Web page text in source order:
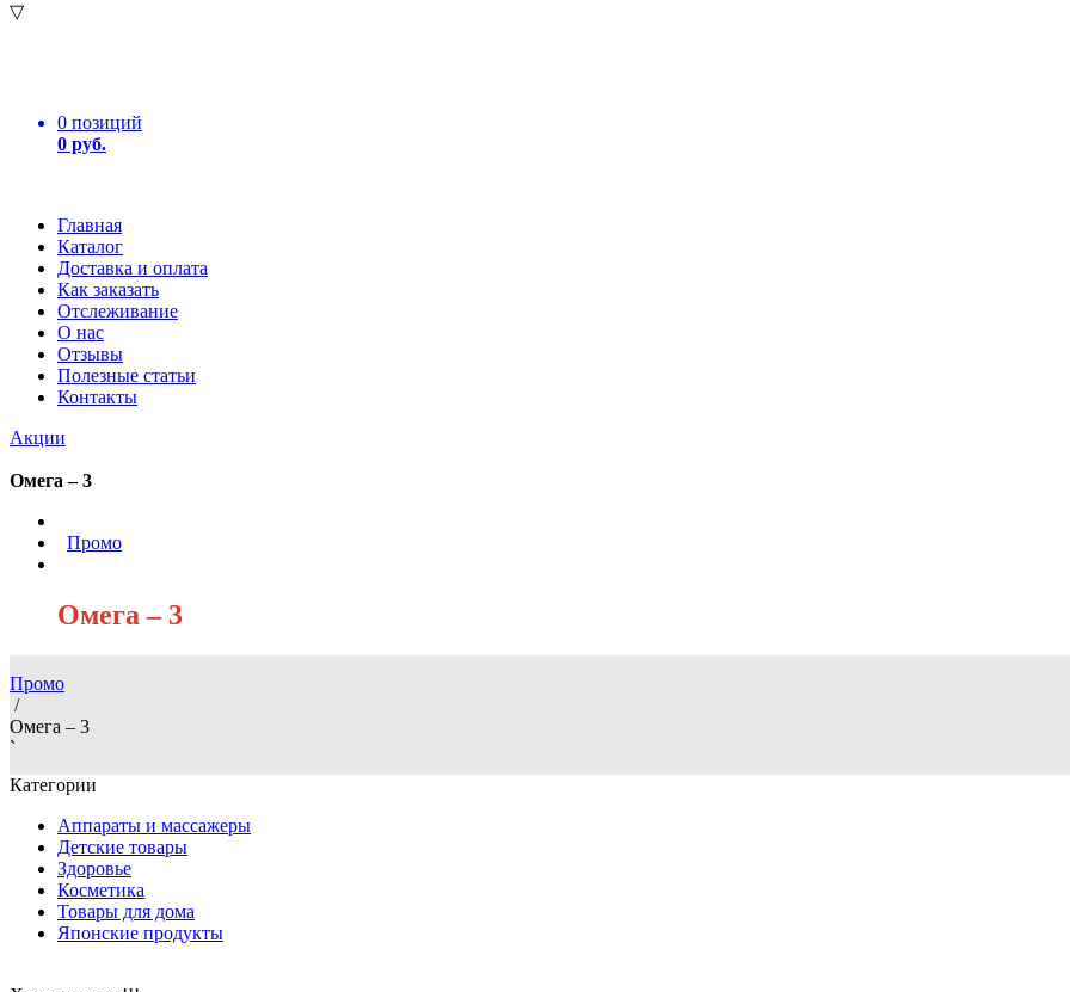
▽
0 позиций
0 руб.
Главная
Каталог
Доставка и оплата
Как заказать
Отслеживание
О нас
Отзывы
Полезные статьи
Контакты
Акции
Омега – 3
Промо
Омега – 3
Промо
/
Омега – 3
`
Категории
Аппараты и массажеры
Детские товары
Здоровье
Косметика
Товары для дома
Японские продукты